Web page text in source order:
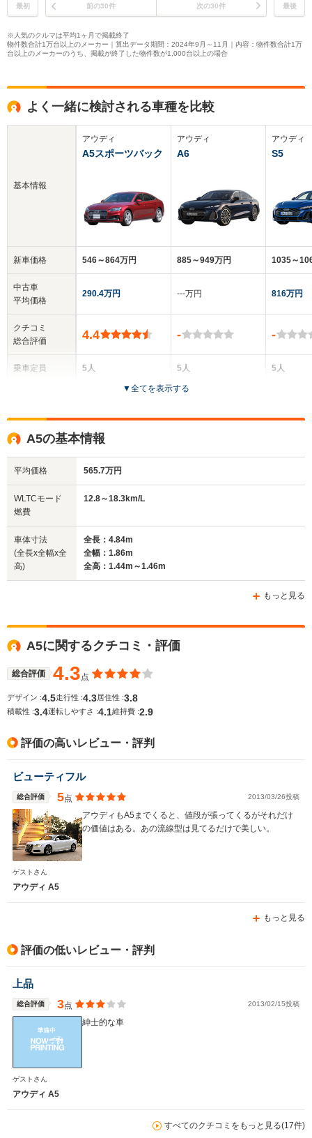
最初 前の30件 次の30件 最後
※人気のクルマは平均1ヶ月で掲載終了
物件数合計1万台以上のメーカー｜算出データ期間：2024年9月～11月｜内容：物件数合計1万
台以上のメーカーのうち、掲載が終了した物件数が1,000台以上の場合
よく一緒に検討される車種を比較
基本情報
新車価格
中古車
平均価格
クチコミ
総合評価
乗車定員
サイズ
(全長x全幅x全高)
WLTCモード
燃費
アウディ
A5スポーツバック
546～864万円
290.4万円
4.4
5人
全幅
1.85m
15.2km/L
17.2km/L
18.4km/L
アウディ
A6
885～949万円
‐‐‐万円
-
5人
4ドア
14.0km/L
アウディ
S5
1035～
816万円
-
5人
▼全てを表示する
A5の基本情報
平均価格 565.7万円
WLTCモード
燃費
12.8～18.3km/L
車体寸法
(全長x全幅x全
高)
全長：4.84m
全幅：1.86m
全高：1.44m～1.46m
もっと見る
A5に関するクチコミ・評価
総合評価 4.3点
デザイン :4.5走行性 :4.3居住性 :3.8
積載性 :3.4運転しやすさ :4.1維持費 :2.9
評価の高いレビュー・評判
ビューティフル
総合評価 5点 2013/03/26投稿
アウディもA5までくると、値段が張ってくるがそれだけ
の価値はある。あの流線型は見てるだけで美しい。
ゲストさん
アウディ A5
もっと見る
評価の低いレビュー・評判
上品
総合評価 3点 2013/02/15投稿
紳士的な車
ゲストさん
アウディ A5
すべてのクチコミをもっと見る(17件)